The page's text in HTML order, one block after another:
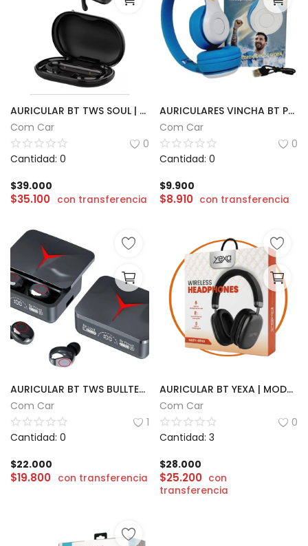
AURICULAR BT TWS SOUL | SPORT 200
Com Car
0
Cantidad: 0
$39.000
$35.100 con transferencia
AURICULARES VINCHA BT P47
Com Car
0
Cantidad: 0
$9.900
$8.910 con transferencia
AURICULAR BT TWS BULLTEC M90 PRO
Com Car
1
Cantidad: 0
$22.000
$19.800 con transferencia
AURICULAR BT YEXA | MODY-00HG
Com Car
0
Cantidad: 3
$28.000
$25.200 con
transferencia